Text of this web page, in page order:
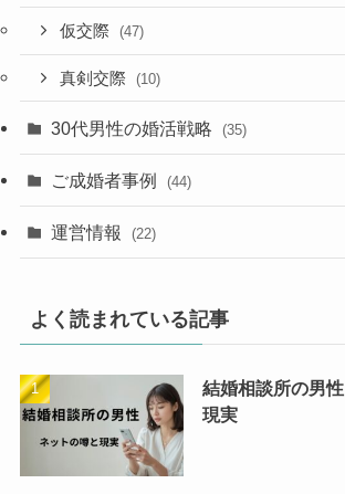
仮交際 (47)
真剣交際 (10)
30代男性の婚活戦略 (35)
ご成婚者事例 (44)
運営情報 (22)
よく読まれている記事
結婚相談所の男
現実